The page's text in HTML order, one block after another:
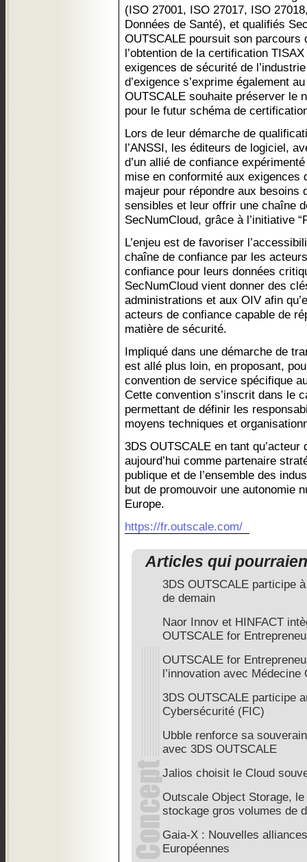
(ISO 27001, ISO 27017, ISO
Données de Santé), et qualifiés
OUTSCALE poursuit son parcours
l’obtention de la certification
exigences de sécurité de
d’exigence s’exprime également
OUTSCALE souhaite préserver le
pour le futur schéma de
Lors de leur démarche de
l’ANSSI, les éditeurs de logiciel,
d’un allié de confiance
mise en conformité aux exigences
majeur pour répondre aux
sensibles et leur offrir une chaîne
SecNumCloud, grâce à l’initiative
L’enjeu est de favoriser
chaîne de confiance par les
confiance pour leurs données
SecNumCloud vient donner des
administrations et aux OIV afin
acteurs de confiance capable de
matière de sécurité.
Impliqué dans une démarche de
est allé plus loin, en proposant,
convention de service spécifique
Cette convention s’inscrit dans le
permettant de définir les
moyens techniques et
3DS OUTSCALE en tant
aujourd’hui comme partenaire
publique et de l’ensemble des
but de promouvoir une autonomie
Europe.
https://fr.outscale.com/
Articles qui
3DS OUTSCALE participe
de demain
Naor Innov et HINFACT
OUTSCALE for
OUTSCALE for
l’innovation avec Médecine
3DS OUTSCALE participe
Cybersécurité (FIC)
Ubble renforce sa
avec 3DS OUTSCALE
Jalios choisit le Cloud
Outscale Object Storage,
stockage gros volumes de
Gaia-X : Nouvelles
Européennes